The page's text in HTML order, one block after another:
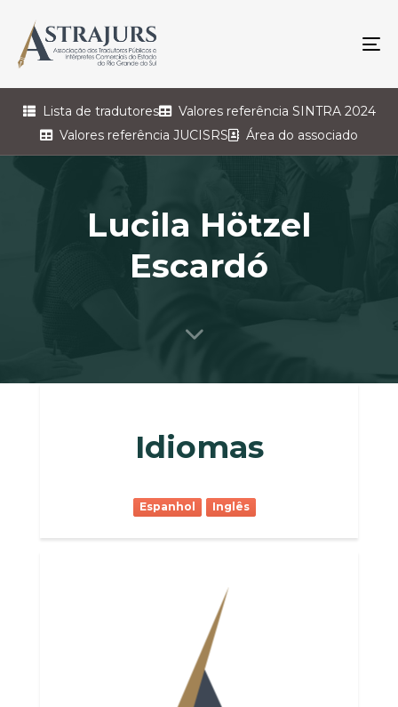
Lista de tradutores
Valores referência SINTRA 2024
Valores referência JUCISRS
Área do associado
Lucila Hötzel
Escardó
Idiomas
Espanhol Inglês